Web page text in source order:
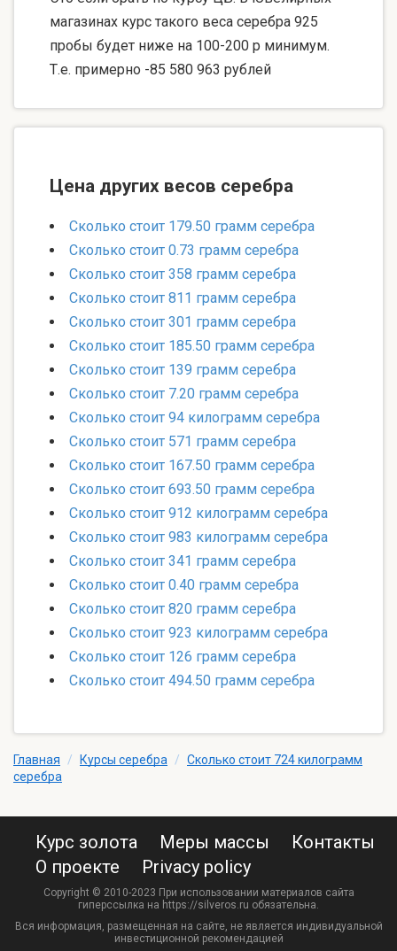
магазинах курс такого веса серебра 925
пробы будет ниже на 100-200 р минимум.
Т.е. примерно -85 580 963 рублей
Цена других весов серебра
Сколько стоит 179.50 грамм серебра
Сколько стоит 0.73 грамм серебра
Сколько стоит 358 грамм серебра
Сколько стоит 811 грамм серебра
Сколько стоит 301 грамм серебра
Сколько стоит 185.50 грамм серебра
Сколько стоит 139 грамм серебра
Сколько стоит 7.20 грамм серебра
Сколько стоит 94 килограмм серебра
Сколько стоит 571 грамм серебра
Сколько стоит 167.50 грамм серебра
Сколько стоит 693.50 грамм серебра
Сколько стоит 912 килограмм серебра
Сколько стоит 983 килограмм серебра
Сколько стоит 341 грамм серебра
Сколько стоит 0.40 грамм серебра
Сколько стоит 820 грамм серебра
Сколько стоит 923 килограмм серебра
Сколько стоит 126 грамм серебра
Сколько стоит 494.50 грамм серебра
Главная / Курсы серебра / Сколько стоит 724 килограмм
серебра
Курс золота Меры массы
Контакты
О проекте
Privacy policy
Copyright © 2010-2023 При использовании материалов сайта
гиперссылка на https://silveros.ru обязательна.
Вся информация, размещенная на сайте, не является индивидуальной
инвестиционной рекомендацией